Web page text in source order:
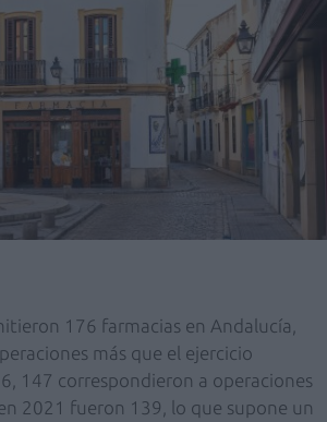
176 farmacias en Andalucía,
más que el ejercicio
147 correspondieron a operaciones
2021 fueron 139, lo que supone un